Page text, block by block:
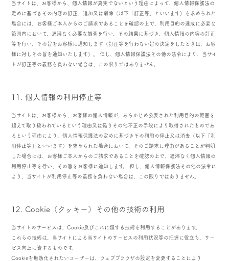
当サイトは、お客様から、個人情報が真実でないという理由によって、個人情報保護法の
定めに基づきその内容の訂正、追加又は削除（以下「訂正等」といいます）を求められた
場合には、お客様ご本人からのご請求であることを確認の上で、利用目的の達成に必要な
範囲内において、遅滞なく必要な調査を行い、その結果に基づき、個人情報の内容の訂正
等を行い、その旨をお客様に通知します（訂正等を行わない旨の決定をしたときは、お客
様に対しその旨を通知いたします）。 但し、個人情報保護法その他の法令により、当サイ
トが訂正等の義務を負わない場合は、この限りではありません。
11. 個人情報の利用停止等
当サイトは、お客様から、お客様の個人情報が、あらかじめ公表された利用目的の範囲を
超えて取り扱われているという理由又は偽りその他不正の手段により取得されたものであ
るという理由により、個人情報保護法の定めに基づきその利用の停止又は消去（以下「利
用停止等」といいます）を求められた場合において、そのご請求に理由があることが判明
した場合には、お客様ご本人からのご請求であることを確認の上で、遅滞なく個人情報の
利用停止等を行い、その旨をお客様に通知します。 但し、個人情報保護法その他の法令に
より、当サイトが利用停止等の義務を負わない場合は、この限りではありません。
12. Cookie（クッキー）その他の技術の利用
当サイトのサービスは、Cookie及びこれに類する技術を利用することがあります。
これらの技術は、当サイトによる当サイトのサービスの利用状況等の把握に役立ち、サー
ビス向上に資するものです。
Cookieを無効化されたいユーザーは、ウェブブラウザの設定を変更することにより